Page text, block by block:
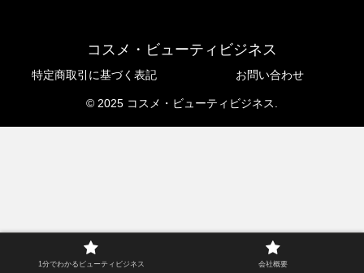
コスメ・ビューティビジネス
特定商取引に基づく表記 お問い合わせ
© 2025 コスメ・ビューティビジネス.
1分でわかるビューティビジネス 会社概要